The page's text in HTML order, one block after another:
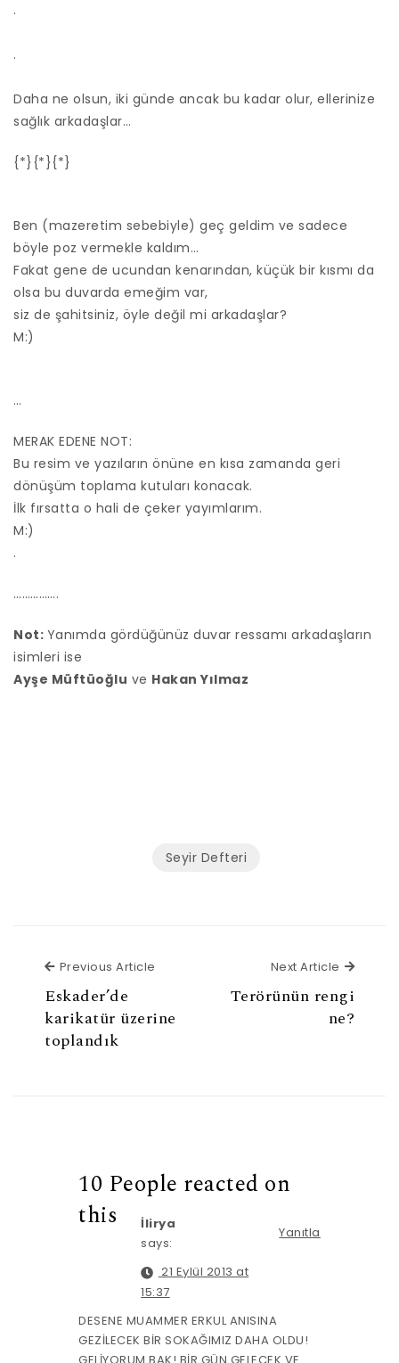
.
.
Daha ne olsun, iki günde ancak bu kadar olur, ellerinize
sağlık arkadaşlar…
{*}{*}{*}
Ben (mazeretim sebebiyle) geç geldim ve sadece
böyle poz vermekle kaldım…
Fakat gene de ucundan kenarından, küçük bir kısmı da
olsa bu duvarda emeğim var,
siz de şahitsiniz, öyle değil mi arkadaşlar?
M:)
…
MERAK EDENE NOT:
Bu resim ve yazıların önüne en kısa zamanda geri
dönüşüm toplama kutuları konacak.
İlk fırsatta o hali de çeker yayımlarım.
M:)
.
…………….
Not: Yanımda gördüğünüz duvar ressamı arkadaşların
isimleri ise
Ayşe Müftüoğlu ve Hakan Yılmaz
Seyir Defteri
Previous Article
Eskader’de
karikatür üzerine
toplandık
Next Article Next
Terörünün rengi
ne?
10 People reacted on
this
Yanıtla
İlirya
says:
21 Eylül 2013 at
15:37
DESENE MUAMMER ERKUL ANISINA
GEZİLECEK BİR SOKAĞIMIZ DAHA OLDU!
GELİYORUM BAK! BİR GÜN GELECEK VE